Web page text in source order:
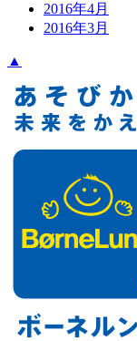
2016年4月
2016年3月
▲